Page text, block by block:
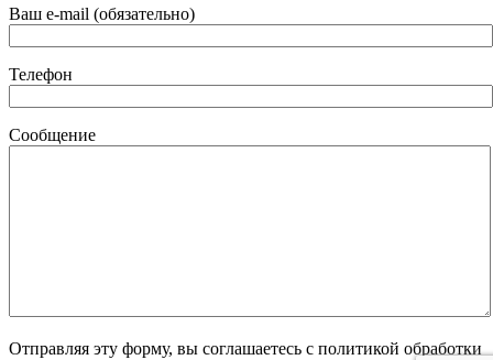
Ваш e-mail (обязательно)
Телефон
Сообщение
Отправляя эту форму, вы соглашаетесь с политикой обработки